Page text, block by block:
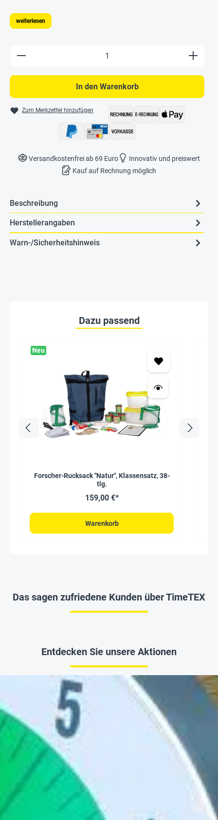
weiterlesen
Produkt Anzahl: Gib den gewünschten
In den Warenkorb
Zum Merkzettel hinzufügen
Versandkostenfrei ab 69 Euro
Innovativ und preiswert
Kauf auf Rechnung möglich
Beschreibung
Herstellerangaben
Warn-/Sicherheitshinweis
Dazu passend
Neu
Forscher-Rucksack "Natur", Klassensatz, 38-
tlg.
159,00 €*
Warenkorb
Das sagen zufriedene Kunden über TimeTEX
Entdecken Sie unsere Aktionen